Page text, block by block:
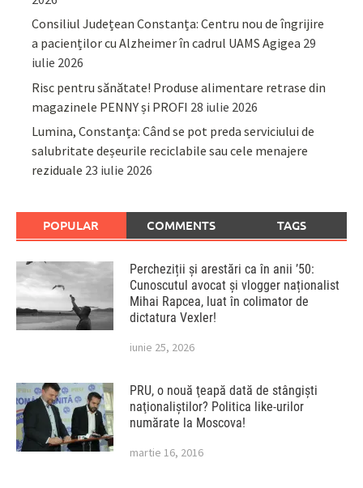
Consiliul Județean Constanța: Centru nou de îngrijire
a pacienților cu Alzheimer în cadrul UAMS Agigea 29
iulie 2026
Risc pentru sănătate! Produse alimentare retrase din
magazinele PENNY și PROFI 28 iulie 2026
Lumina, Constanța: Când se pot preda serviciului de
salubritate deșeurile reciclabile sau cele menajere
reziduale 23 iulie 2026
POPULAR COMMENTS TAGS
Percheziții și arestări ca în anii ’50:
Cunoscutul avocat și vlogger naționalist
Mihai Rapcea, luat în colimator de
dictatura Vexler!
iunie 25, 2026
PRU, o nouă ţeapă dată de stângişti
naţionaliştilor? Politica like-urilor
numărate la Moscova!
martie 16, 2016